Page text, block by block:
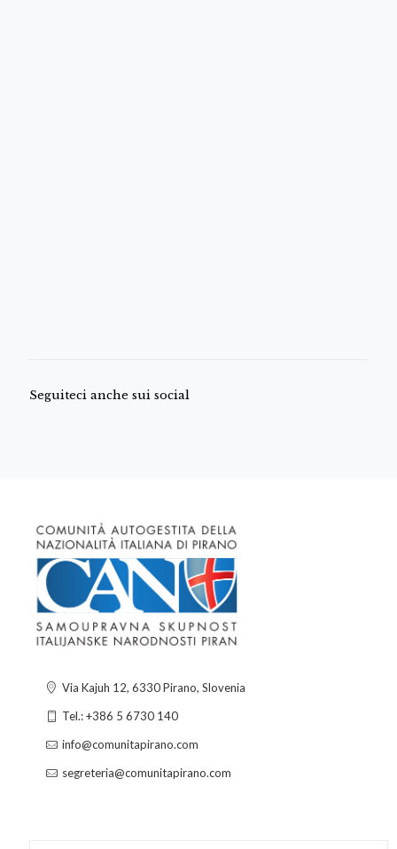
Seguiteci anche sui social
Via Kajuh 12, 6330 Pirano, Slovenia
Tel.: +386 5 6730 140
info@comunitapirano.com
segreteria@comunitapirano.com